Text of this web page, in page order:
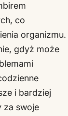
co
organizmu.
gdyż może
i bardziej
za swoje